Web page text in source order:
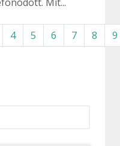
4 5 6 7 8 9